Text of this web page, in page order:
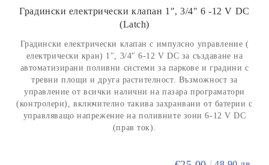
Градински електрически клапан 1", 3/4" 6 -12 V DC
(Latch)
Градински електрически клапан с импулсно управление (
електрически кран) 1", 3/4" 6-12 V DC за създаване на
автоматизирани поливни системи за паркове и градини с
тревни площи и друга растителност. Възможност за
управление от всички налични на пазара програматори
(контролери), включително такива захранвани от батерии с
управляващо напрежение на поливните зони 6-12 V DC
(прав ток).